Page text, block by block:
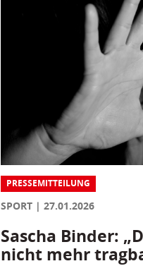
PRESSEMITTEILUNG
SPORT 27.01.2026
Sascha Binder:
nicht mehr